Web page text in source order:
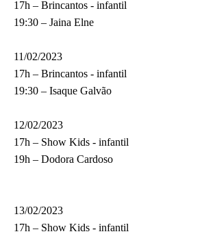
17h – Brincantos - infantil
19:30 – Jaina Elne
11/02/2023
17h – Brincantos - infantil
19:30 – Isaque Galvão
12/02/2023
17h – Show Kids - infantil
19h – Dodora Cardoso
13/02/2023
17h – Show Kids - infantil